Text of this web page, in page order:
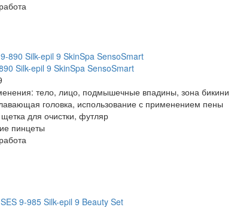
Silk-epil 9 SkinSpa SensoSmart
тело, лицо, подмышечные впадины, зона бикини
головка, использование с применением пены
для очистки, футляр
пинцеты